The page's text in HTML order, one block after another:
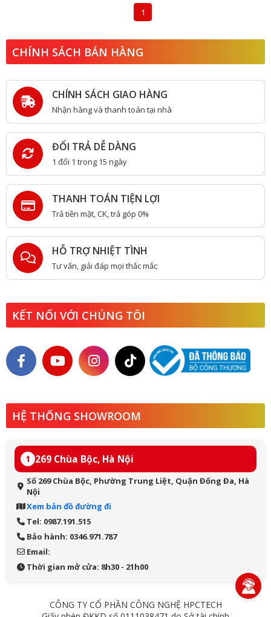
1
CHÍNH SÁCH BÁN HÀNG
CHÍNH SÁCH GIAO HÀNG
Nhận hàng và thanh toán tại nhà
ĐỔI TRẢ DỄ DÀNG
1 đổi 1 trong 15 ngày
THANH TOÁN TIỆN LỢI
Trả tiền mặt, CK, trả góp 0%
HỖ TRỢ NHIỆT TÌNH
Tư vấn, giải đáp mọi thắc mắc
KẾT NỐI VỚI CHÚNG TÔI
HỆ THỐNG SHOWROOM
1 269 Chùa Bộc, Hà Nội
Số 269 Chùa Bộc, Phường Trung Liệt, Quận Đống Đa, Hà
Nội
Xem bản đồ đường đi
Tel: 0987.191.515
Bảo hành: 0346.971.787
Email:
Thời gian mở cửa: 8h30 - 21h00
CÔNG TY CỔ PHẦN CÔNG NGHỆ HPCTECH